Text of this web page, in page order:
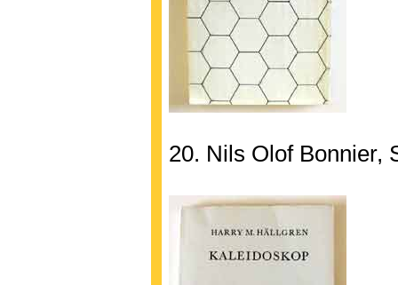
20. Nils Olof Bonnier,